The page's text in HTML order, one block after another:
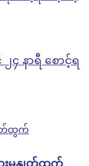
၂၄ နာရီ စောင့်ရ
ာထူးမှနှုတ်ထွက်